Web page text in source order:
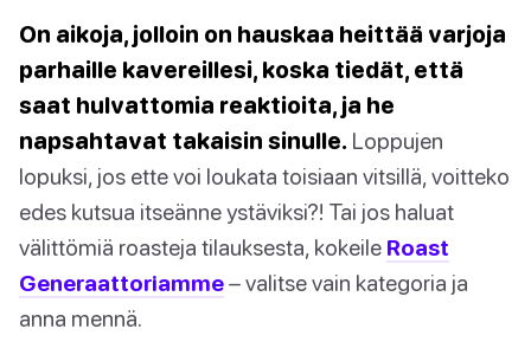
On aikoja, jolloin on hauskaa heittää varjoja
parhaille kavereillesi, koska tiedät, että
saat hulvattomia reaktioita, ja he
napsahtavat takaisin sinulle. Loppujen
lopuksi, jos ette voi loukata toisiaan vitsillä, voitteko
edes kutsua itseänne ystäviksi?! Tai jos haluat
välittömiä roasteja tilauksesta, kokeile Roast
Generaattoriamme– valitse vain kategoria ja
anna mennä.